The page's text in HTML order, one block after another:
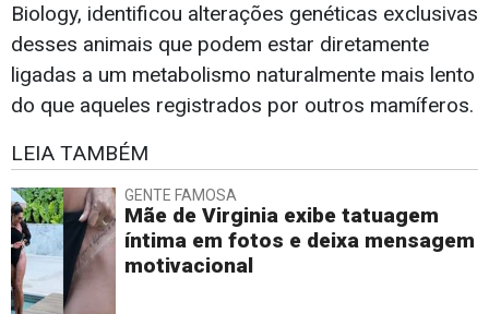
Biology, identificou alterações genéticas exclusivas
desses animais que podem estar diretamente
ligadas a um metabolismo naturalmente mais lento
do que aqueles registrados por outros mamíferos.
LEIA TAMBÉM
GENTE FAMOSA
Mãe de Virginia exibe tatuagem
íntima em fotos e deixa mensagem
motivacional